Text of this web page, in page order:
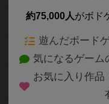
約75,000人がボド
遊んだボード
気になるゲーム
お気に入り作品
ボードゲームの新
ボードゲーム会情報
メカニクス特集